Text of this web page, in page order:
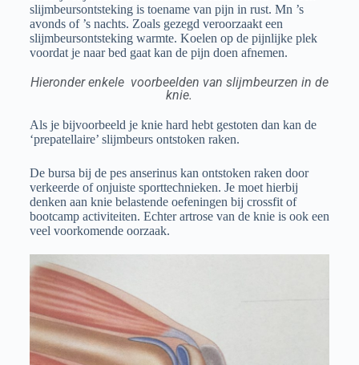
slijmbeursontsteking is toename van pijn in rust. Mn ’s
avonds of ’s nachts. Zoals gezegd veroorzaakt een
slijmbeursontsteking warmte. Koelen op de pijnlijke plek
voordat je naar bed gaat kan de pijn doen afnemen.
Hieronder enkele voorbeelden van slijmbeurzen in de
knie.
Als je bijvoorbeeld je knie hard hebt gestoten dan kan de
‘prepatellaire’ slijmbeurs ontstoken raken.
De bursa bij de pes anserinus kan ontstoken raken door
verkeerde of onjuiste sporttechnieken. Je moet hierbij
denken aan knie belastende oefeningen bij crossfit of
bootcamp activiteiten. Echter artrose van de knie is ook een
veel voorkomende oorzaak.